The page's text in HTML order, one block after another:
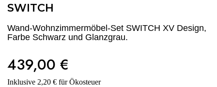
SWITCH
Wand-Wohnzimmermöbel-Set SWITCH XV Design,
Farbe Schwarz und Glanzgrau.
439,00 €
Inklusive 2,20 € für Ökosteuer